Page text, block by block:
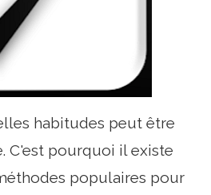
habitudes peut être
C'est pourquoi il existe
populaires pour